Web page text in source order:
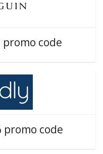
code
promo code